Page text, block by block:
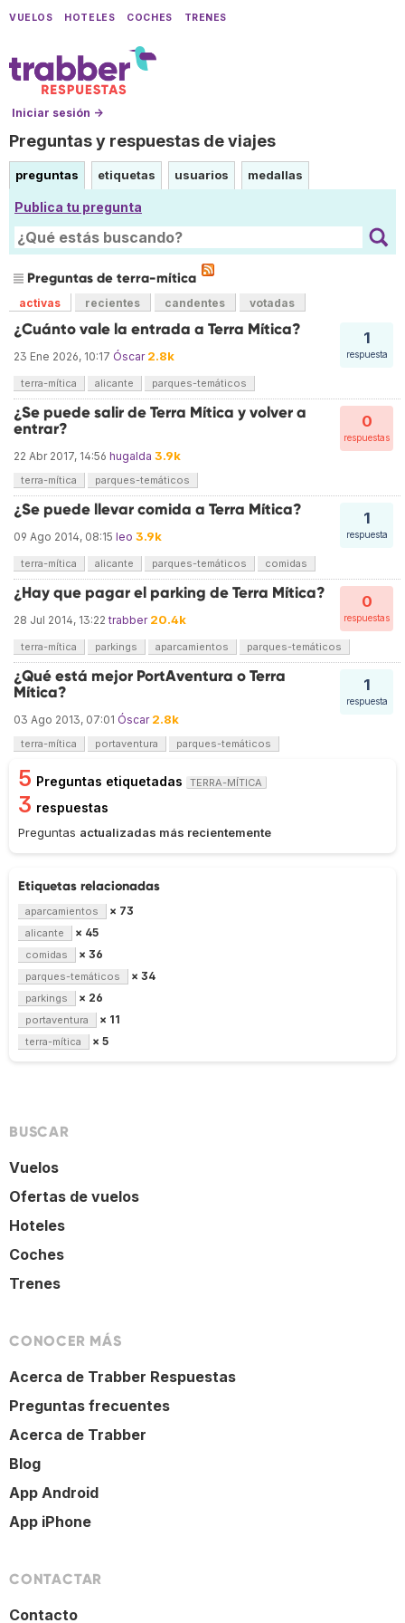
VUELOS HOTELES COCHES TRENES
Iniciar sesión →
Preguntas y respuestas de viajes
preguntas etiquetas usuarios medallas
Publica tu pregunta
Preguntas de terra-mítica
activas recientes candentes votadas
1
respuesta
¿Cuánto vale la entrada a Terra Mítica?
23 Ene 2026, 10:17 Óscar 2.8k
terra-mítica alicante parques-temáticos
0
respuestas
¿Se puede salir de Terra Mítica y volver a
entrar?
22 Abr 2017, 14:56 hugalda 3.9k
terra-mítica parques-temáticos
1
respuesta
¿Se puede llevar comida a Terra Mítica?
09 Ago 2014, 08:15 leo 3.9k
terra-mítica alicante parques-temáticos comidas
0
respuestas
¿Hay que pagar el parking de Terra Mítica?
28 Jul 2014, 13:22 trabber 20.4k
terra-mítica parkings aparcamientos parques-temáticos
1
respuesta
¿Qué está mejor PortAventura o Terra
Mítica?
03 Ago 2013, 07:01 Óscar 2.8k
terra-mítica portaventura parques-temáticos
5 Preguntas etiquetadas TERRA-MÍTICA
3 respuestas
Preguntas actualizadas más recientemente
Etiquetas relacionadas
aparcamientos × 73
alicante × 45
comidas × 36
parques-temáticos × 34
parkings × 26
portaventura × 11
terra-mítica × 5
BUSCAR
Vuelos
Ofertas de vuelos
Hoteles
Coches
Trenes
CONOCER MÁS
Acerca de Trabber Respuestas
Preguntas frecuentes
Acerca de Trabber
Blog
App Android
App iPhone
CONTACTAR
Contacto